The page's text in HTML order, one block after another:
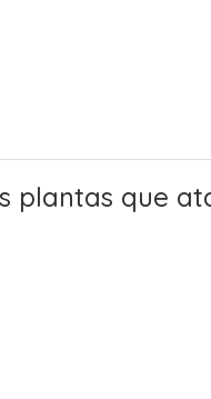
plantas que